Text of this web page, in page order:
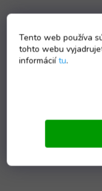
Tento web používa
tohto webu
informáciítu.